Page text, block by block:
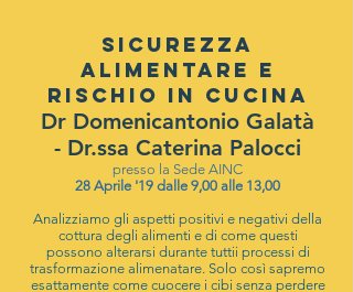
SICUREZZA
ALIMENTARE E
RISCHIO IN CUCINA
Dr Domenicantonio Galatà
- Dr.ssa Caterina Palocci
presso la Sede AINC
28 Aprile '19 dalle 9,00 alle 13,00
Analizziamo gli aspetti positivi e negativi della
cottura degli alimenti e di come questi
possono alterarsi durante tuttii processi di
trasformazione alimenatare. Solo così sapremo
esattamente come cuocere i cibi senza perdere